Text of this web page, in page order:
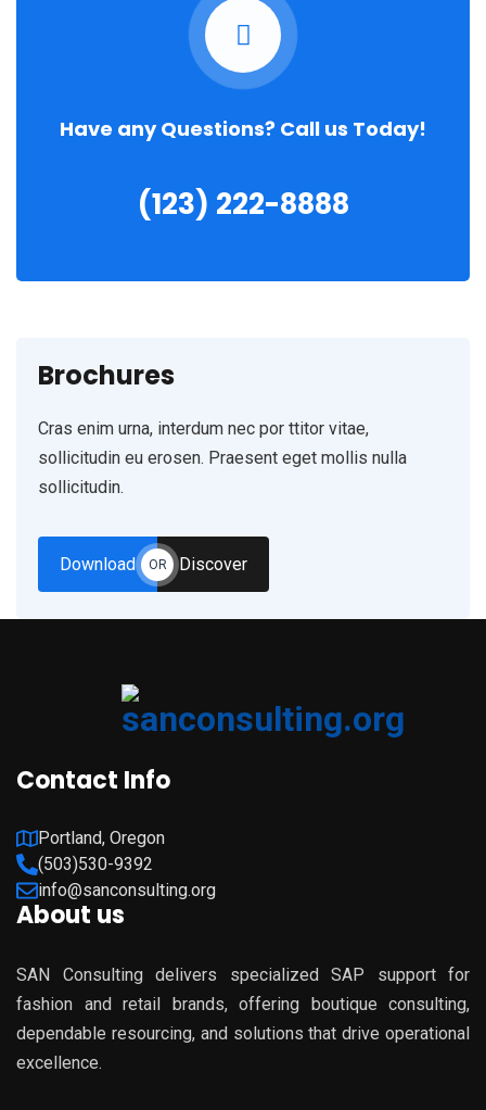
Have any Questions? Call us Today!
(123) 222-8888
Brochures
Cras enim urna, interdum nec por ttitor vitae,
sollicitudin eu erosen. Praesent eget mollis nulla
sollicitudin.
Download OR Discover
Contact Info
Portland, Oregon
(503)530-9392
info@sanconsulting.org
About us
SAN Consulting delivers specialized SAP support for
fashion and retail brands, offering boutique consulting,
dependable resourcing, and solutions that drive operational
excellence.